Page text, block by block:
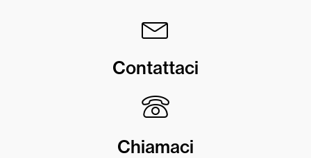
Contattaci
Chiamaci